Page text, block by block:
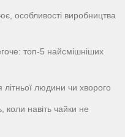
особливості виробництва
топ-5 найсмішніших
людини чи хворого
коли навіть чайки не